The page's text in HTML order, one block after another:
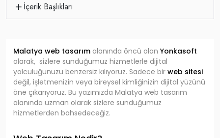
İçerik Başlıkları
Malatya web tasarım alanında öncü olan Yonkasoft
olarak, sizlere sunduğumuz hizmetlerle dijital
yolculuğunuzu benzersiz kılıyoruz. Sadece bir web sitesi
değil, işletmenizin veya bireysel kimliğinizin dijital yüzünü
öne çıkarıyoruz. Bu yazımızda Malatya web tasarım
alanında uzman olarak sizlere sunduğumuz
hizmetlerden bahsedeceğiz.